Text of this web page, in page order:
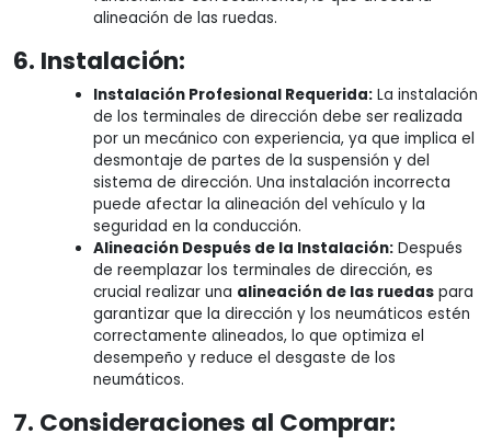
alineación de las ruedas.
6. Instalación:
Instalación Profesional Requerida:La instalación
de los terminales de dirección debe ser realizada
por un mecánico con experiencia, ya que implica el
desmontaje de partes de la suspensión y del
sistema de dirección. Una instalación incorrecta
puede afectar la alineación del vehículo y la
seguridad en la conducción.
Alineación Después de la Instalación:Después
de reemplazar los terminales de dirección, es
crucial realizar una alineación de las ruedaspara
garantizar que la dirección y los neumáticos estén
correctamente alineados, lo que optimiza el
desempeño y reduce el desgaste de los
neumáticos.
7. Consideraciones al Comprar: